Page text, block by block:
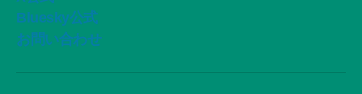
Bluesky公式
お問い合わせ